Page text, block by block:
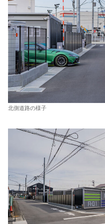
北側道路の様子